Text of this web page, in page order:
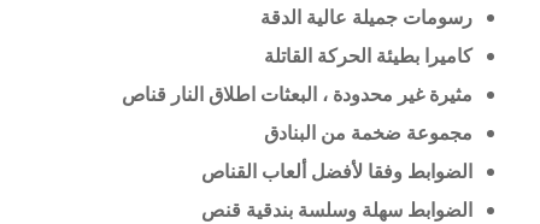
رسومات جميلة عالية الدقة
كاميرا بطيئة الحركة القاتلة
مثيرة غير محدودة ، البعثات اطلاق النار قناص
مجموعة ضخمة من البنادق
الضوابط وفقا لأفضل ألعاب القناص
الضوابط سهلة وسلسة بندقية قنص